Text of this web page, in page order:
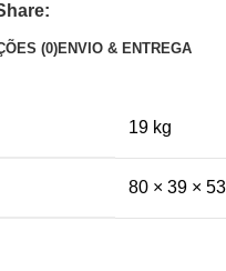
(0)ENVIO & ENTREGA
19 kg
80 × 39 ×